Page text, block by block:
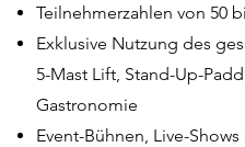
Teilnehmerzahlen von 50
Exklusive Nutzung des
5-Mast Lift, Stand-Up-
Gastronomie
Event-Bühnen, Live-